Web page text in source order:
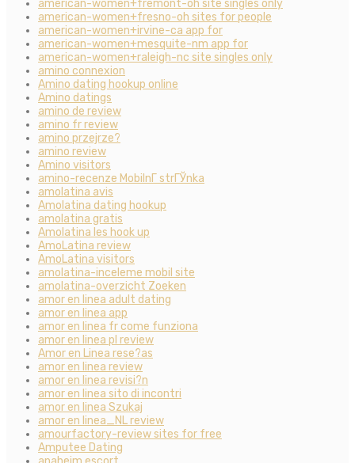
american-women+fremont-oh site singles only
american-women+fresno-oh sites for people
american-women+irvine-ca app for
american-women+mesquite-nm app for
american-women+raleigh-nc site singles only
amino connexion
Amino dating hookup online
Amino datings
amino de review
amino fr review
amino przejrze?
amino review
Amino visitors
amino-recenze MobilnГ­ strГЎnka
amolatina avis
Amolatina dating hookup
amolatina gratis
Amolatina les hook up
AmoLatina review
AmoLatina visitors
amolatina-inceleme mobil site
amolatina-overzicht Zoeken
amor en linea adult dating
amor en linea app
amor en linea fr come funziona
amor en linea pl review
Amor en Linea rese?as
amor en linea review
amor en linea revisi?n
amor en linea sito di incontri
amor en linea Szukaj
amor en linea_NL review
amourfactory-review sites for free
Amputee Dating